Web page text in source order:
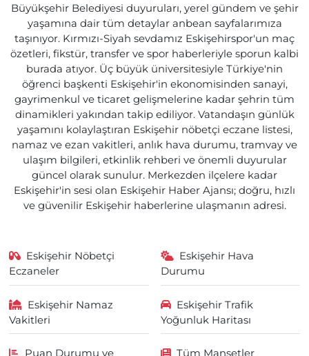
Büyükşehir Belediyesi duyuruları, yerel gündem ve şehir
yaşamına dair tüm detaylar anbean sayfalarımıza
taşınıyor. Kırmızı-Siyah sevdamız Eskişehirspor'un maç
özetleri, fikstür, transfer ve spor haberleriyle sporun kalbi
burada atıyor. Üç büyük üniversitesiyle Türkiye'nin
öğrenci başkenti Eskişehir'in ekonomisinden sanayi,
gayrimenkul ve ticaret gelişmelerine kadar şehrin tüm
dinamikleri yakından takip ediliyor. Vatandaşın günlük
yaşamını kolaylaştıran Eskişehir nöbetçi eczane listesi,
namaz ve ezan vakitleri, anlık hava durumu, tramvay ve
ulaşım bilgileri, etkinlik rehberi ve önemli duyurular
güncel olarak sunulur. Merkezden ilçelere kadar
Eskişehir'in sesi olan Eskişehir Haber Ajansı; doğru, hızlı
ve güvenilir Eskişehir haberlerine ulaşmanın adresi.
Eskişehir Nöbetçi
Eczaneler
Eskişehir Hava
Durumu
Eskişehir Namaz
Vakitleri
Eskişehir Trafik
Yoğunluk Haritası
Puan Durumu ve
Tüm Manşetler